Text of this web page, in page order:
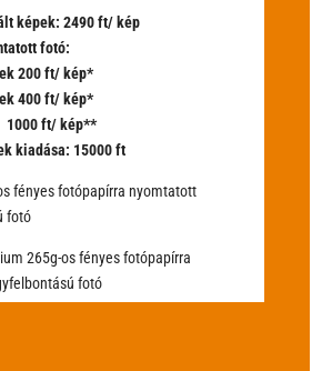
képek: 2490 ft/ kép
fotó:
200 ft/ kép*
400 ft/ kép*
ft/ kép**
kiadása: 15000 ft
fényes fotópapírra nyomtatott
fotó
265g-os fényes fotópapírra
fotó